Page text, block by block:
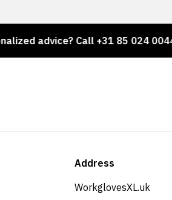
advice? Call +31 85 024 0044
Address
WorkglovesXL.uk